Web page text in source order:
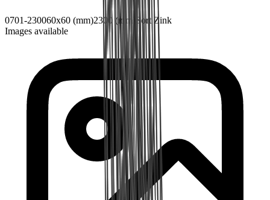
0701-230060x60 (mm)2300 (mm) Sort Zink
Images available